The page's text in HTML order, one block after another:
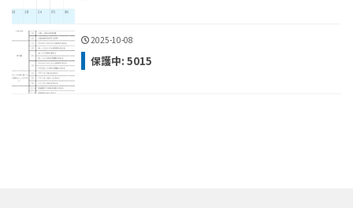
2025-10-08
保護中: 5015